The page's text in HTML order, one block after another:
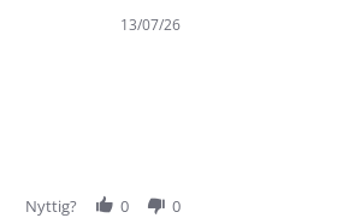
13/07/26
Nyttig? 0 0